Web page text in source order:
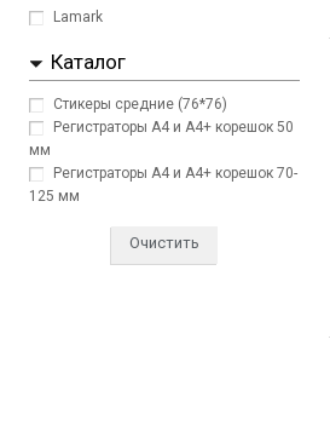
Lamark
Каталог
Стикеры средние (76*76)
Регистраторы A4 и A4+ корешок 50
мм
Регистраторы A4 и A4+ корешок 70-
125 мм
Очистить